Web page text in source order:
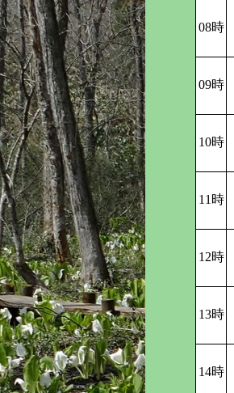
08時
09時
10時
11時
12時
13時
14時